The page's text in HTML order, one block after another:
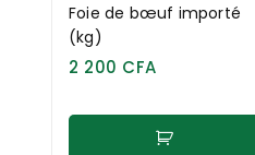
Foie de bœuf importé
(kg)
2 200 CFA